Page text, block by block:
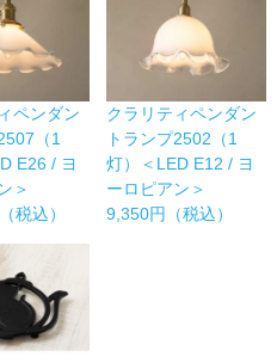
ペンダン
（1
E26 / ヨ
＞
税込）
クラリティペンダン
トランプ2502（1
灯）＜LED E12 / ヨ
ーロピアン＞
9,350円（税込）